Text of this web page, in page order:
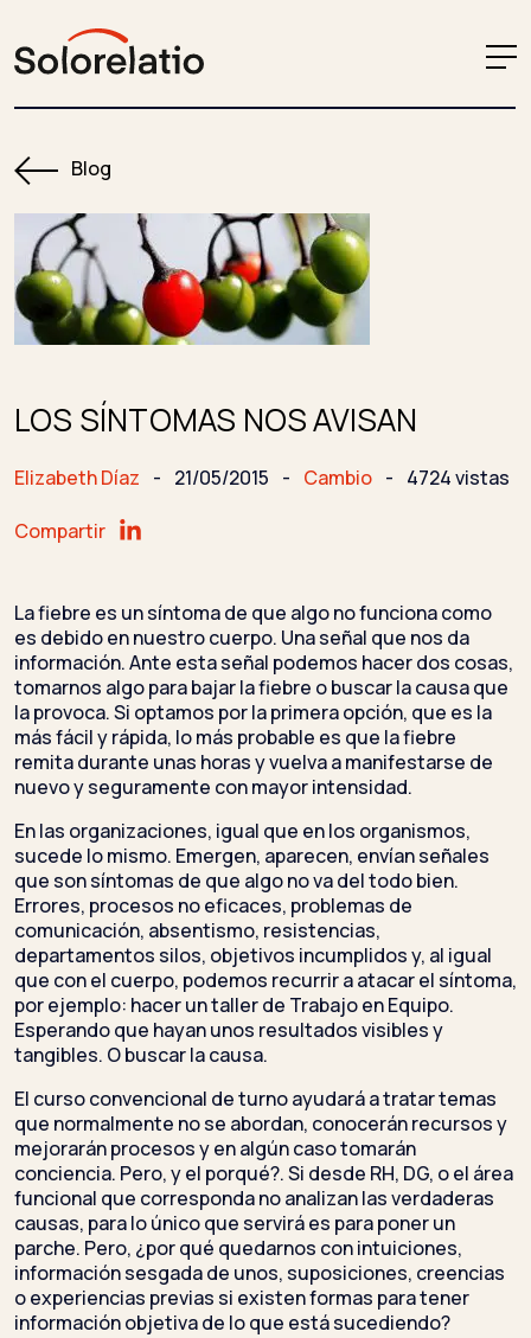
Blog
LOS SÍNTOMAS NOS AVISAN
Elizabeth Díaz - 21/05/2015 - Cambio - 4724 vistas
Compartir
La fiebre es un síntoma de que algo no funciona como
es debido en nuestro cuerpo. Una señal que nos da
información. Ante esta señal podemos hacer dos cosas,
tomarnos algo para bajar la fiebre o buscar la causa que
la provoca. Si optamos por la primera opción, que es la
más fácil y rápida, lo más probable es que la fiebre
remita durante unas horas y vuelva a manifestarse de
nuevo y seguramente con mayor intensidad.
En las organizaciones, igual que en los organismos,
sucede lo mismo. Emergen, aparecen, envían señales
que son síntomas de que algo no va del todo bien.
Errores, procesos no eficaces, problemas de
comunicación, absentismo, resistencias,
departamentos silos, objetivos incumplidos y, al igual
que con el cuerpo, podemos recurrir a atacar el síntoma,
por ejemplo: hacer un taller de Trabajo en Equipo.
Esperando que hayan unos resultados visibles y
tangibles. O buscar la causa.
El curso convencional de turno ayudará a tratar temas
que normalmente no se abordan, conocerán recursos y
mejorarán procesos y en algún caso tomarán
conciencia. Pero, y el porqué?. Si desde RH, DG, o el área
funcional que corresponda no analizan las verdaderas
causas, para lo único que servirá es para poner un
parche. Pero, ¿por qué quedarnos con intuiciones,
información sesgada de unos, suposiciones, creencias
o experiencias previas si existen formas para tener
información objetiva de lo que está sucediendo?